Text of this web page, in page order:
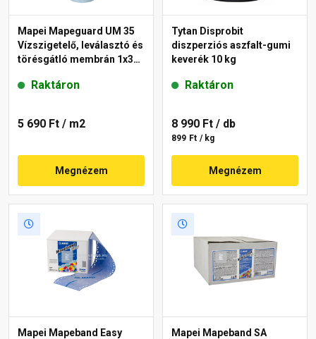
Mapei Mapeguard UM 35
Vízszigetelő, leválasztó és
törésgátló membrán 1x30
Raktáron
5 690 Ft / m2
Megnézem
Tytan Disprobit
diszperziós aszfalt-gumi
keverék 10 kg
Raktáron
8 990 Ft / db
899 Ft / kg
Megnézem
Mapei Mapeband Easy
Mapei Mapeband SA